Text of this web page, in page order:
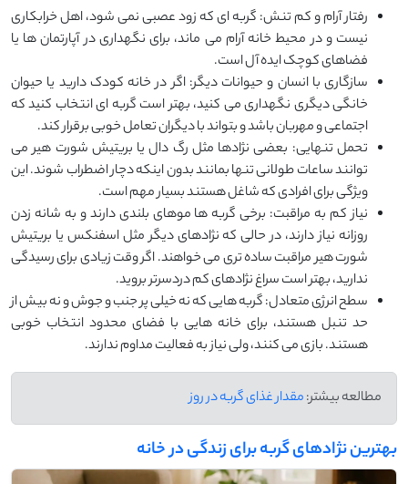
رفتار آرام و کم تنش: گربه‌ ای که زود عصبی نمی ‌شود، اهل خرابکاری
نیست و در محیط خانه آرام می ‌ماند، برای نگهداری در آپارتمان ‌ها یا
فضاهای کوچک ایده ‌آل است.
سازگاری با انسان و حیوانات دیگر: اگر در خانه کودک دارید یا حیوان
خانگی دیگری نگهداری می ‌کنید، بهتر است گربه ‌ای انتخاب کنید که
اجتماعی و مهربان باشد و بتواند با دیگران تعامل خوبی برقرار کند.
تحمل تنهایی: بعضی نژادها مثل رگ ‌دال یا بریتیش شورت ‌هیر می
‌توانند ساعات طولانی تنها بمانند بدون اینکه دچار اضطراب شوند. این
ویژگی برای افرادی که شاغل هستند بسیار مهم است.
نیاز کم به مراقبت: برخی گربه ‌ها موهای بلندی دارند و به شانه زدن
روزانه نیاز دارند، در حالی که نژادهای دیگر مثل اسفنکس یا بریتیش
شورت ‌هیر مراقبت ساده ‌تری می ‌خواهند. اگر وقت زیادی برای رسیدگی
ندارید، بهتر است سراغ نژادهای کم‌ دردسرتر بروید.
سطح انرژی متعادل: گربه‌ هایی که نه خیلی پر جنب ‌و جوش و نه بیش از
حد تنبل هستند، برای خانه ‌هایی با فضای محدود انتخاب خوبی
هستند. بازی می ‌کنند، ولی نیاز به فعالیت مداوم ندارند.
مطالعه بیشتر:مقدار غذای گربه در روز
بهترین نژادهای گربه برای زندگی در خانه